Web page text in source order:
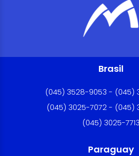
Brasil
(045) 3528-9053 - (045)
(045) 3025-7072 - (045)
(045) 3025-7713
Paraguay